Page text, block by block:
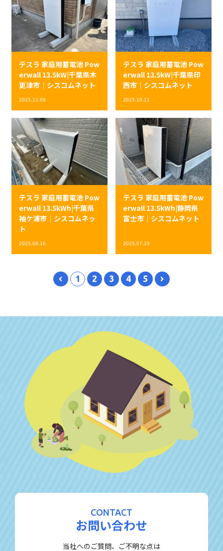
テスラ 家庭用蓄電池 Pow
erwall 13.5kW|千葉県木
更津市｜シスコムネット
2025.11.08
テスラ 家庭用蓄電池 Pow
erwall 13.5kW|千葉県印
西市｜シスコムネット
2025.10.11
テスラ 家庭用蓄電池 Pow
erwall 13.5kWh|千葉県
袖ケ浦市｜シスコムネッ
ト
2025.08.16
テスラ 家庭用蓄電池 Pow
erwall 13.5kWh|静岡県
富士市｜シスコムネット
2025.07.19
1 2 3 4 5
CONTACT
お問い合わせ
当社へのご質問、ご不明な点は